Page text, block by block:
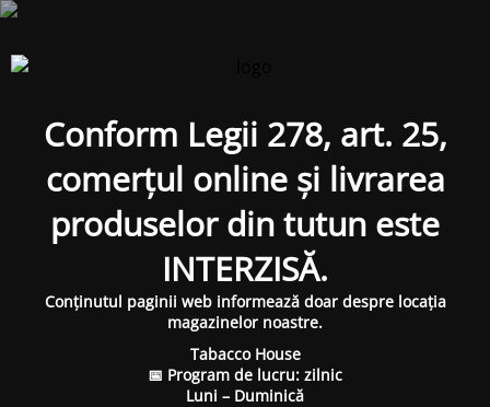
Conform Legii 278, art. 25,
comerțul online și livrarea
produselor din tutun este
INTERZISĂ.
Conținutul paginii web informează doar despre locația
magazinelor noastre.
Tabacco House
📅 Program de lucru: zilnic
Luni – Duminică